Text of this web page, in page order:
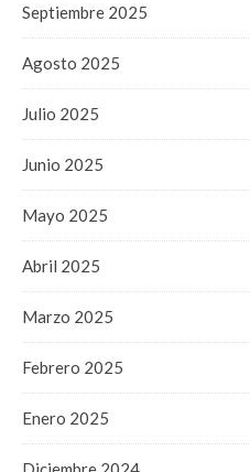
Septiembre 2025
Agosto 2025
Julio 2025
Junio 2025
Mayo 2025
Abril 2025
Marzo 2025
Febrero 2025
Enero 2025